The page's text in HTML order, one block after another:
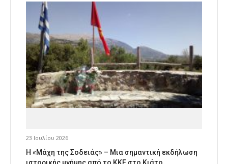
23 Ιουλίου 2026
Η «Μάχη της Σοδειάς» – Μια σημαντική εκδήλωση